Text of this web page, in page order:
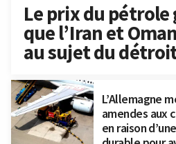
Le prix du
que l’Iran et
au sujet du
L’Allemagne
amendes aux
en raison